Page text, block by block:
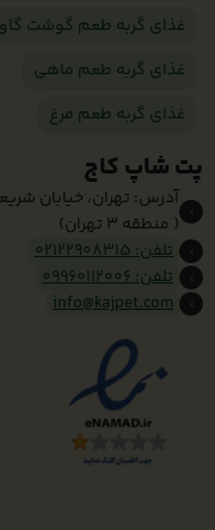
غذای گربه طعم گوشت گاو
غذای گربه طعم ماهی
غذای گربه طعم مرغ
پت شاپ کاج
آدرس: تهران، خیابان
( منطقه 3 تهران)
تلفن: 02122908315
تلفن: 09960112006
info@kajpet.com